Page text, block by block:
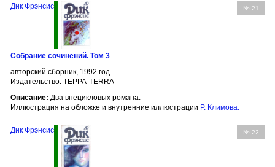
№ 21
Дик Фрэнсис
Собрание сочинений. Том 3
авторский сборник, 1992 год
Издательство: ТЕРРА-TERRA
Описание: Два внецикловых романа.
Иллюстрация на обложке и внутренние иллюстрации Р. Климова.
№ 22
Дик Фрэнсис